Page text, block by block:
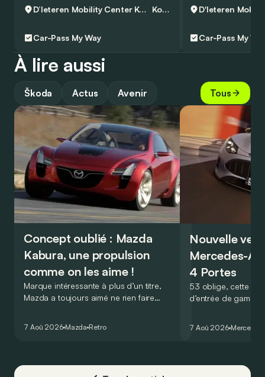
D’Ieteren Mobility Center Kontich - Skoda Kontich
Car-Pass My Way Car-Pass My
À lire aussi
Škoda Actus Avenir Tous
Concept oublié : Mazda
Kabura, une propulsion
comme on les aime !
Marque intéressante à plus d’un titre,
Mazda a toujours aimé ne rien faire
de la plus belle des manières…
7 Aoû 2026 Mazda Retro
Nouvelle
Mercedes-
4 Portes
53 oblige, cette
d’entrée de
moins…
7 Aoû 2026 Mercedes